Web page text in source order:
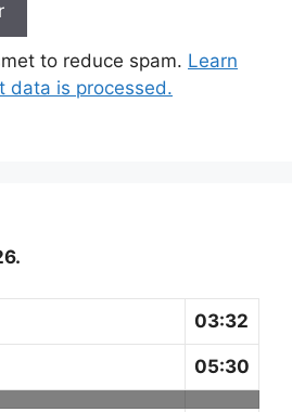
to reduce spam. Learn
data is processed.
03:32
05:30